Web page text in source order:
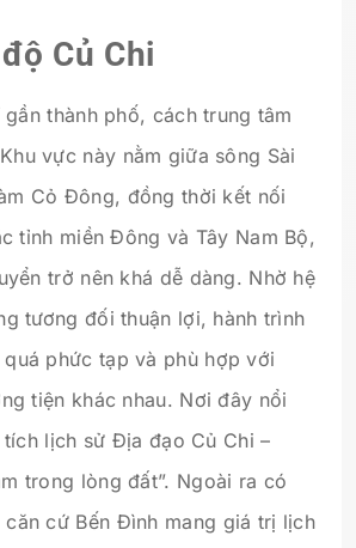
Củ Chi
thành phố, cách trung tâm
vực này nằm giữa sông Sài
Cỏ Đông, đồng thời kết nối
tỉnh miền Đông và Tây Nam Bộ,
trở nên khá dễ dàng. Nhờ hệ
tương đối thuận lợi, hành trình
phức tạp và phù hợp với
tiện khác nhau. Nơi đây nổi
lịch sử Địa đạo Củ Chi –
trong lòng đất”. Ngoài ra có
cứ Bến Đình mang giá trị lịch